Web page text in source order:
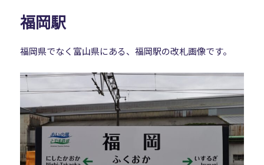
福岡駅
福岡県でなく富山県にある、福岡駅の改札画像です。